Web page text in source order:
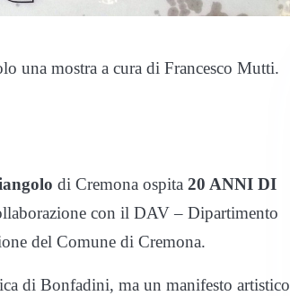
una mostra a cura di Francesco Mutti.
di Cremona ospita 20 ANNI DI
con il DAV – Dipartimento
del Comune di Cremona.
di Bonfadini, ma un manifesto artistico